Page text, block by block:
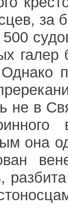
галер
не в
она